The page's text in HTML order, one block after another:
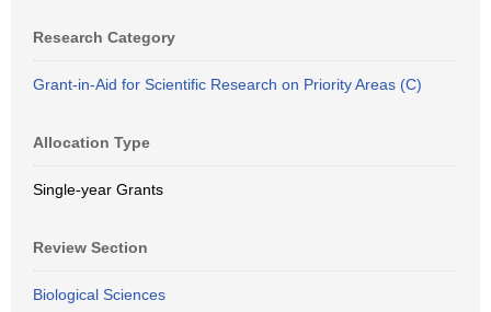
Research Category
Grant-in-Aid for Scientific Research on Priority Areas (C)
Allocation Type
Single-year Grants
Review Section
Biological Sciences